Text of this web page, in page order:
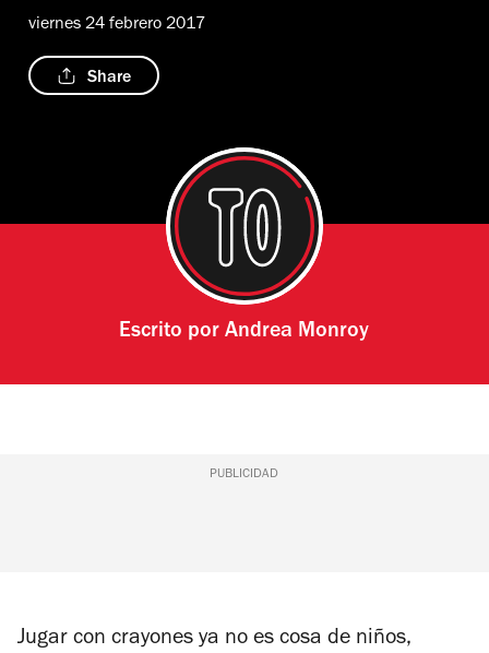
viernes 24 febrero 2017
Share
Escrito porAndrea Monroy
PUBLICIDAD
Jugar con crayones ya no es cosa de niños,